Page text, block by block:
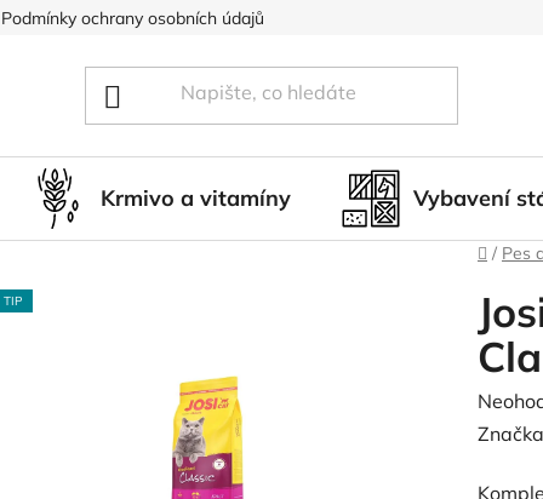
Podmínky ochrany osobních údajů
Krmivo a vitamíny Vybavení
Domů
/ Pes
TIP